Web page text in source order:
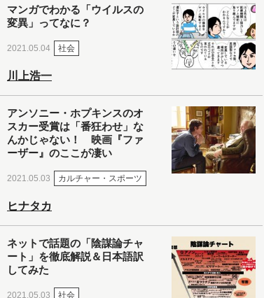
マンガでわかる「ウイルスの
変異」ってなに？
2021.05.04 社会
川上浩一
アンソニー・ホプキンスのオ
スカー受賞は「番狂わせ」な
んかじゃない！ 映画『ファ
ーザー』のここが凄い
2021.05.03 カルチャー・スポーツ
ヒナタカ
ネットで話題の「陰謀論チャ
ート」を徹底解説＆日本語訳
してみた
2021.05.03 社会